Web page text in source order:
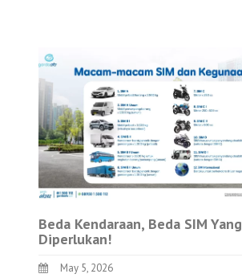
Beda Kendaraan, Beda SIM Yang
Diperlukan!
May 5, 2026